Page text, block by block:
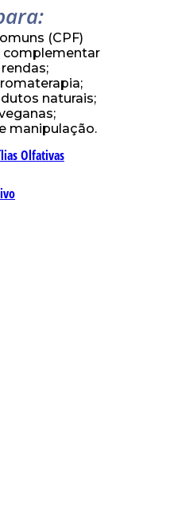
Olfativas
(CPF)
complementar
naturais;
manipulação.